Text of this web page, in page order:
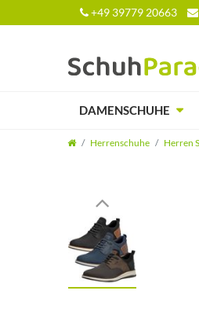
+49 39779 20663
DAMENSCHUHE
Herrenschuhe Herren